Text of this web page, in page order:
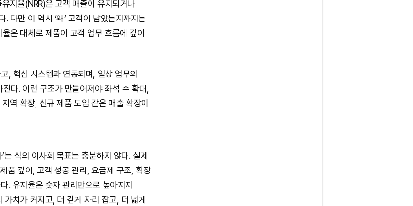
지율(NRR)은 고객 매출이 유지되거나
. 다만 이 역시 ‘왜’ 고객이 남았는지까지는
은 대체로 제품이 고객 업무 흐름에 깊이
, 핵심 시스템과 연동되며, 일상 업무의
다. 이런 구조가 만들어져야 좌석 수 확대,
역 확장, 신규 제품 도입 같은 매출 확장이
는 식의 이사회 목표는 충분하지 않다. 실제
품 깊이, 고객 성공 관리, 요금제 구조, 확장
. 유지율은 숫자 관리만으로 높아지지
가치가 커지고, 더 깊게 자리 잡고, 더 넓게